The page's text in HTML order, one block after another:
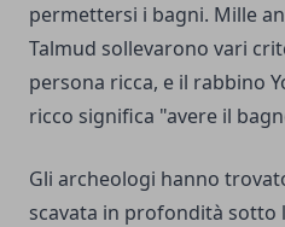
permettersi i bagni. Mille
Talmud sollevarono vari
persona ricca, e il rabbino
ricco significa "avere il
Gli archeologi hanno
scavata in profondità sotto